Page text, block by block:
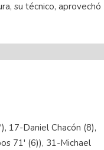
su técnico, aprovechó
17-Daniel Chacón (8),
71' (6)), 31-Michael